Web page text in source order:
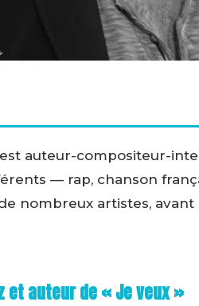
auteur-compositeur-
— rap, chanson
nombreux artistes,
et auteur de « Je veux »